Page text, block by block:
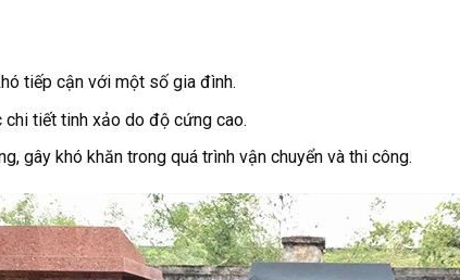
tiếp cận với một số gia đình.
chi tiết tinh xảo do độ cứng cao.
gây khó khăn trong quá trình vận chuyển và thi công.